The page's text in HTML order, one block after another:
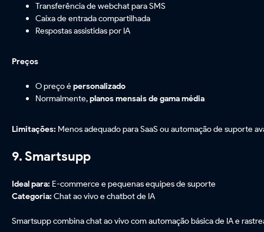
Transferência de webchat para SMS
Caixa de entrada compartilhada
Respostas assistidas por IA
Preços
O preço é personalizado
Normalmente,planos mensais de gama média
Limitações: Menos adequado para SaaS ou automação de suporte
9. Smartsupp
Ideal para: E-commerce e pequenas equipes de suporte
Categoria: Chat ao vivo e chatbot de IA
Smartsupp combina chat ao vivo com automação básica de IA e